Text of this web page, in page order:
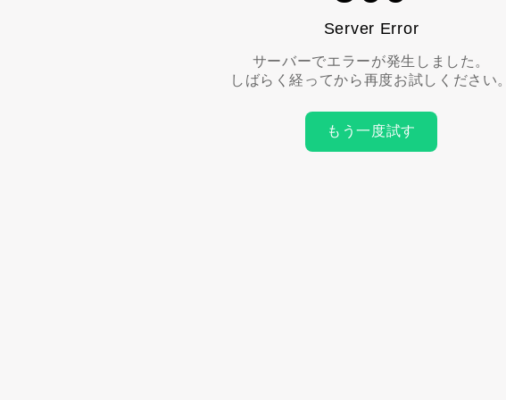
Server Error
サーバーでエラーが発生しました。
しばらく経ってから再度お試しください。
もう一度試す